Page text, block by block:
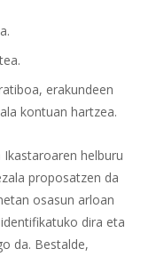
erakundeen
kontuan hartzea.
helburu
proposatzen da
osasun arloan
dira eta
da. Bestalde,